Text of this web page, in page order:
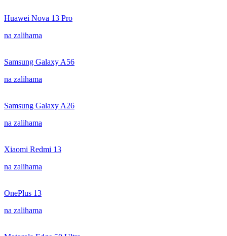
Huawei Nova 13 Pro
na zalihama
Samsung Galaxy A56
na zalihama
Samsung Galaxy A26
na zalihama
Xiaomi Redmi 13
na zalihama
OnePlus 13
na zalihama